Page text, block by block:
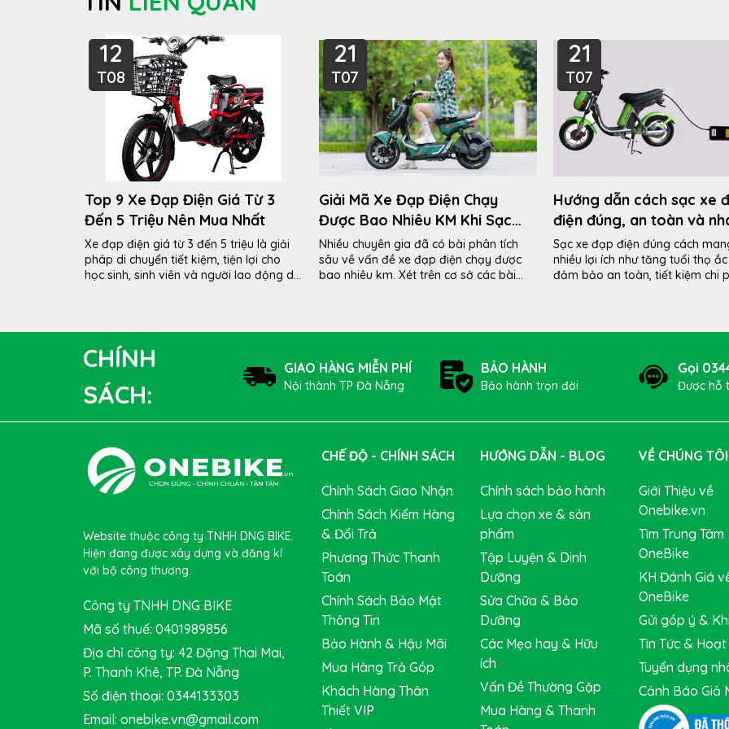
12
T08
Top 9 Xe Đạp Điện Giá Từ 3
Đến 5 Triệu Nên Mua Nhất
Xe đạp điện giá từ 3 đến 5 triệu là giải
pháp di chuyển tiết kiệm, tiện lợi cho
học sinh, sinh viên và người lao động di
21
T07
Giải Mã Xe Đạp Điện Chạy
Được Bao Nhiêu KM Khi Sạc
Đầy Pin?
Nhiều chuyên gia đã có bài phân tích
sâu về vấn đề xe đạp điện chạy được
bao nhiêu km. Xét trên cơ sở các bài
21
T07
Hướng dẫn cách sạc xe
điện đúng, an toàn và
đầy
Sạc xe đạp điện đúng cách
nhiều lợi ích như tăng tuổi thọ
đảm bảo an toàn, tiết kiệm chi
CHÍNH
SÁCH:
GIAO HÀNG MIỄN PHÍ
Nội thành TP Đà Nẵng
BẢO HÀNH
Bảo hành trọn đời
Gọi
Được hỗ
Website thuộc công ty TNHH DNG BIKE.
Hiện đang được xây dựng và đăng kí
với bộ công thương.
Công ty TNHH DNG BIKE
Mã số thuế: 0401989856
Địa chỉ công ty: 42 Đặng Thai Mai,
P. Thanh Khê, TP. Đà Nẵng
Số điện thoại: 0344133303
Email: onebike.vn@gmail.com
CHẾ ĐỘ - CHÍNH SÁCH
Chính Sách Giao Nhận
Chính Sách Kiểm Hàng
& Đổi Trả
Phương Thức Thanh
Toán
Chính Sách Bảo Mật
Thông Tin
Bảo Hành & Hậu Mãi
Mua Hàng Trả Góp
Khách Hàng Thân
Thiết VIP
HƯỚNG DẪN - BLOG
Chính sách bảo hành
Lựa chọn xe & sản
phẩm
Tập Luyện & Dinh
Dưỡng
Sửa Chữa & Bảo
Dưỡng
Các Mẹo hay & Hữu
ích
Vấn Đề Thường Gặp
Mua Hàng & Thanh
VỀ CHÚNG TÔI
Giới Thiệu về
Onebike.vn
Tìm Trung Tâm
OneBike
KH Đánh Giá
OneBike
Gửi góp ý &
Tin Tức &
Tuyển dụng
Cảnh Báo Giả